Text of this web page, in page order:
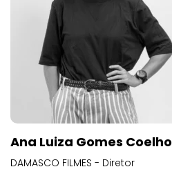
Ana Luiza Gomes Coelho
DAMASCO FILMES - Diretor